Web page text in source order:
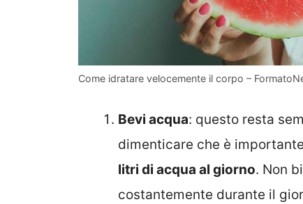
Come idratare velocemente il corpo –
Bevi acqua: questo resta
dimenticare che è importante
litri di acqua al giorno. Non
costantemente durante il